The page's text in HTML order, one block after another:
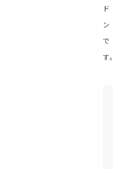
ド
ン
で
す。